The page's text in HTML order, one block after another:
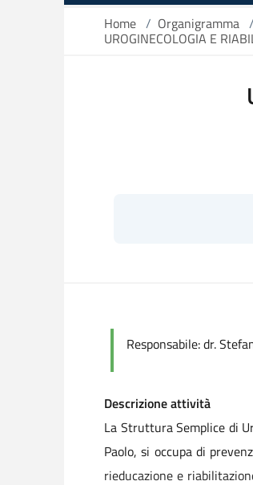
Home / Organigramma /
UROGINECOLOGIA E
Responsabile: dr.
Descrizione attività
La Struttura Semplice di
Paolo, si occupa di
rieducazione e